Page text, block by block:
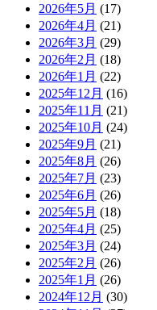
2026年5月 (17)
2026年4月 (21)
2026年3月 (29)
2026年2月 (18)
2026年1月 (22)
2025年12月 (16)
2025年11月 (21)
2025年10月 (24)
2025年9月 (21)
2025年8月 (26)
2025年7月 (23)
2025年6月 (26)
2025年5月 (18)
2025年4月 (25)
2025年3月 (24)
2025年2月 (26)
2025年1月 (26)
2024年12月 (30)